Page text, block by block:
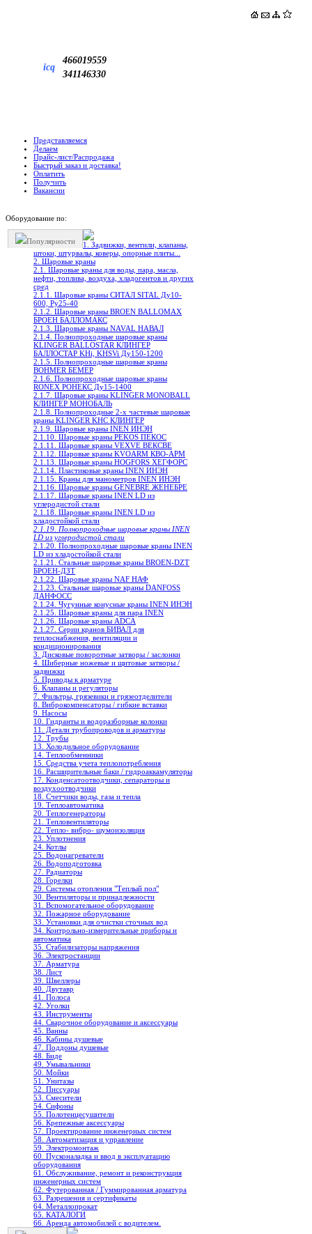
icq
466019559
341146330
Представляемся
Делаем
Прайс-лист/Распродажа
Быстрый заказ и доставка!
Оплатить
Получить
Вакансии
Оборудование по:
Популярности
1. Задвижки, вентили, клапаны,
штоки, штурвалы, коверы, опорные плиты...
2. Шаровые краны
2.1. Шаровые краны для воды, пара, масла,
нефти, топлива, воздуха, хладогентов и других
сред
2.1.1. Шаровые краны СИТАЛ SITAL Ду10-
600, Ру25-40
2.1.2. Шаровые краны BROEN BALLOMAX
БРОЕН БАЛЛОМАКС
2.1.3. Шаровые краны NAVAL НАВАЛ
2.1.4. Полнопроходные шаровые краны
KLINGER BALLOSTAR КЛИНГЕР
БАЛЛОСТАР KHi, KHSVi Ду150-1200
2.1.5. Полнопроходные шаровые краны
BOHMER БЕМЕР
2.1.6. Полнопроходные шаровые краны
RONEX РОНЕКС Ду15-1400
2.1.7. Шаровые краны KLINGER MONOBALL
КЛИНГЕР МОНОБАЛЬ
2.1.8. Полнопроходные 2-х частевые шаровые
краны KLINGER KHC КЛИНГЕР
2.1.9. Шаровые краны INEN ИНЭН
2.1.10. Шаровые краны PEKOS ПЕКОС
2.1.11. Шаровые краны VEXVE ВЕКСВЕ
2.1.12. Шаровые краны KVOARM КВО-АРМ
2.1.13. Шаровые краны HOGFORS ХЕГФОРС
2.1.14. Пластиковые краны INEN ИНЭН
2.1.15. Краны для манометров INEN ИНЭН
2.1.16. Шаровые краны GENEBRE ЖЕНЕБРЕ
2.1.17. Шаровые краны INEN LD из
углеродистой стали
2.1.18. Шаровые краны INEN LD из
хладостойкой стали
2.1.19. Полнопроходные шаровые краны INEN
LD из углеродистой стали
2.1.20. Полнопроходные шаровые краны INEN
LD из хладостойкой стали
2.1.21. Стальные шаровые краны BROEN-DZT
БРОЕН-ДЗТ
2.1.22. Шаровые краны NAF НАФ
2.1.23. Стальные шаровые краны DANFOSS
ДАНФОСС
2.1.24. Чугунные конусные краны INEN ИНЭН
2.1.25. Шаровые краны для пара INEN
2.1.26. Шаровые краны ADCA
2.1.27. Серии кранов БИВАЛ для
теплоснабжения, вентиляции и
кондиционирования
3. Дисковые поворотные затворы / заслонки
4. Шиберные ножевые и щитовые затворы /
задвижки
5. Приводы к арматуре
6. Клапаны и регуляторы
7. Фильтры, грязевики и грязеотделители
8. Виброкомпенсаторы / гибкие вставки
9. Насосы
10. Гидранты и водоразборные колонки
11. Детали трубопроводов и арматуры
12. Трубы
13. Холодильное oборудование
14. Теплообменники
15. Средства учета теплопотребления
16. Расширительные баки / гидроаккамуляторы
17. Конденсатоотводчики, сепараторы и
воздухоотводчики
18. Счетчики воды, газа и тепла
19. Теплоавтоматика
20. Теплогенераторы
21. Тепловентиляторы
22. Тепло- вибро- шумоизоляция
23. Уплотнения
24. Котлы
25. Водонагреватели
26. Водоподготовка
27. Радиаторы
28. Горелки
29. Системы отопления "Теплый пол"
30. Вентиляторы и принадлежности
31. Вспомогательное оборудование
32. Пожарное оборудование
33. Установки для очистки сточных вод
34. Контрольно-измерительные приборы и
автоматика
35. Стабилизаторы напряжения
36. Электростанции
37. Арматура
38. Лист
39. Швеллеры
40. Двутавр
41. Полоса
42. Уголки
43. Инструменты
44. Сварочное оборудование и аксессуары
45. Ванны
46. Кабины душевые
47. Поддоны душевые
48. Биде
49. Умывальники
50. Мойки
51. Унитазы
52. Писсуары
53. Смесители
54. Сифоны
55. Полотенцесушители
56. Крепежные аксессуары
57. Проектирование инженерных систем
58. Автоматизация и управление
59. Электромонтаж
60. Пусконаладка и ввод в эксплуатацию
оборудования
61. Обслуживание, ремонт и реконструкция
инженерных систем
62. Футерованная / Гуммированная арматура
63. Разрешения и сертификаты
64. Металлопрокат
65. КАТАЛОГИ
66. Аренда автомобилей с водителем.